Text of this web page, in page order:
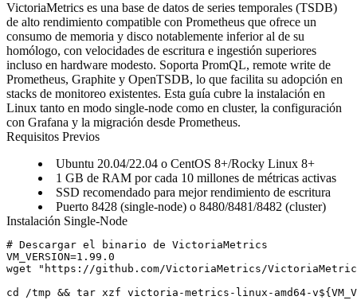
VictoriaMetrics es una base de datos de series temporales (TSDB)
de alto rendimiento compatible con Prometheus que ofrece un
consumo de memoria y disco notablemente inferior al de su
homólogo, con velocidades de escritura e ingestión superiores
incluso en hardware modesto. Soporta PromQL, remote write de
Prometheus, Graphite y OpenTSDB, lo que facilita su adopción en
stacks de monitoreo existentes. Esta guía cubre la instalación en
Linux tanto en modo single-node como en cluster, la configuración
con Grafana y la migración desde Prometheus.
Requisitos Previos
Ubuntu 20.04/22.04 o CentOS 8+/Rocky Linux 8+
1 GB de RAM por cada 10 millones de métricas activas
SSD recomendado para mejor rendimiento de escritura
Puerto 8428 (single-node) o 8480/8481/8482 (cluster)
Instalación Single-Node
# Descargar el binario de VictoriaMetrics
VM_VERSION=1.99.0
wget "https://github.com/VictoriaMetrics/VictoriaMetrics/
cd /tmp && tar xzf victoria-metrics-linux-amd64-